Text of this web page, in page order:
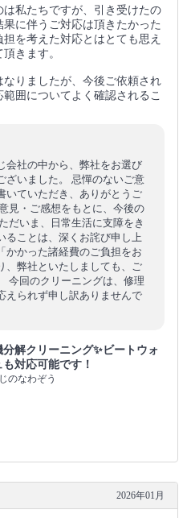
私たちですが、引き受けたの
に伴うご対応は頂きたかった
を考えた対応とはとても思え
きます。
りましたが、今後ご依頼され
囲についてよく確認されるこ
会社の中から、弊社をお選び
ざいました。 忌憚のないご意
いていただき、ありがとうご
見・ご感想をもとに、今後の
だいま、日常生活に支障をき
ることは、深くお詫び申し上
かかった諸経費のご負担をお
、弊社といたしましても、ご
今回のクリーニングは、修理
えられず申し訳ありませんで
分解クリーニング✨ビートウォ
も対応可能です！
のなわぞう
2026年01月